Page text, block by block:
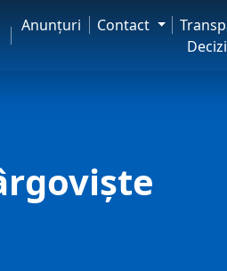
Anunţuri Contact